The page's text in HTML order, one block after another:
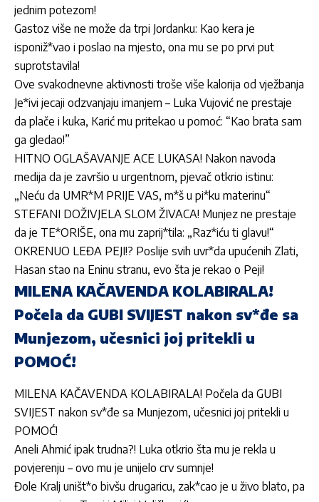
jednim potezom!
Gastoz više ne može da trpi Jordanku: Kao kera je
isponiž*vao i poslao na mjesto, ona mu se po prvi put
suprotstavila!
Ove svakodnevne aktivnosti troše više kalorija od vježbanja
Je*ivi jecaji odzvanjaju imanjem – Luka Vujović ne prestaje
da plače i kuka, Karić mu pritekao u pomoć: “Kao brata sam
ga gledao!”
HITNO OGLAŠAVANJE ACE LUKASA! Nakon navoda
medija da je završio u urgentnom, pjevač otkrio istinu:
„Neću da UMR*M PRIJE VAS, m*š u pi*ku materinu“
STEFANI DOŽIVJELA SLOM ŽIVACA! Munjez ne prestaje
da je TE*ORIŠE, ona mu zaprij*tila: „Raz*iću ti glavu!“
OKRENUO LEĐA PEJI!? Poslije svih uvr*da upućenih Zlati,
Hasan stao na Eninu stranu, evo šta je rekao o Peji!
MILENA KAČAVENDA KOLABIRALA!
Počela da GUBI SVIJEST nakon sv*đe sa
Munjezom, učesnici joj pritekli u
POMOĆ!
MILENA KAČAVENDA KOLABIRALA! Počela da GUBI
SVIJEST nakon sv*đe sa Munjezom, učesnici joj pritekli u
POMOĆ!
Aneli Ahmić ipak trudna?! Luka otkrio šta mu je rekla u
povjerenju – ovo mu je unijelo crv sumnje!
Đole Kralj uništ*o bivšu drugaricu, zak*cao je u živo blato, pa